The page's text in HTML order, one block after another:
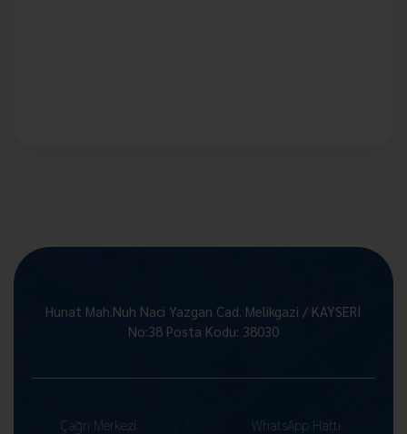
Hunat Mah.Nuh Naci Yazgan Cad. Melikgazi / KAYSERİ
No:38 Posta Kodu: 38030
Çağrı Merkezi
WhatsApp Hattı